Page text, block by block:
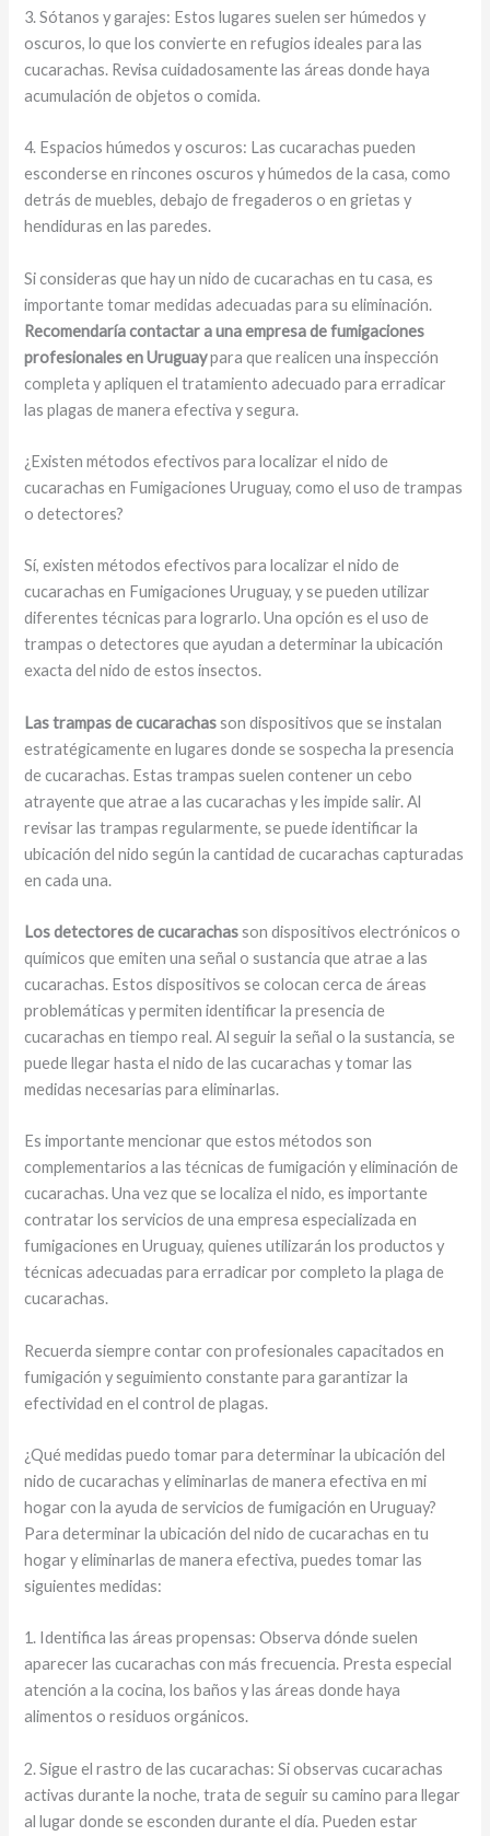
3. Sótanos y garajes: Estos lugares suelen ser húmedos y
oscuros, lo que los convierte en refugios ideales para las
cucarachas. Revisa cuidadosamente las áreas donde haya
acumulación de objetos o comida.
4. Espacios húmedos y oscuros: Las cucarachas pueden
esconderse en rincones oscuros y húmedos de la casa, como
detrás de muebles, debajo de fregaderos o en grietas y
hendiduras en las paredes.
Si consideras que hay un nido de cucarachas en tu casa, es
importante tomar medidas adecuadas para su eliminación.
Recomendaría contactar a una empresa de fumigaciones
profesionales en Uruguaypara que realicen una inspección
completa y apliquen el tratamiento adecuado para erradicar
las plagas de manera efectiva y segura.
¿Existen métodos efectivos para localizar el nido de
cucarachas en Fumigaciones Uruguay, como el uso de trampas
o detectores?
Sí, existen métodos efectivos para localizar el nido de
cucarachas en Fumigaciones Uruguay, y se pueden utilizar
diferentes técnicas para lograrlo. Una opción es el uso de
trampas o detectores que ayudan a determinar la ubicación
exacta del nido de estos insectos.
Las trampas de cucarachasson dispositivos que se instalan
estratégicamente en lugares donde se sospecha la presencia
de cucarachas. Estas trampas suelen contener un cebo
atrayente que atrae a las cucarachas y les impide salir. Al
revisar las trampas regularmente, se puede identificar la
ubicación del nido según la cantidad de cucarachas capturadas
en cada una.
Los detectores de cucarachasson dispositivos electrónicos o
químicos que emiten una señal o sustancia que atrae a las
cucarachas. Estos dispositivos se colocan cerca de áreas
problemáticas y permiten identificar la presencia de
cucarachas en tiempo real. Al seguir la señal o la sustancia, se
puede llegar hasta el nido de las cucarachas y tomar las
medidas necesarias para eliminarlas.
Es importante mencionar que estos métodos son
complementarios a las técnicas de fumigación y eliminación de
cucarachas. Una vez que se localiza el nido, es importante
contratar los servicios de una empresa especializada en
fumigaciones en Uruguay, quienes utilizarán los productos y
técnicas adecuadas para erradicar por completo la plaga de
cucarachas.
Recuerda siempre contar con profesionales capacitados en
fumigación y seguimiento constante para garantizar la
efectividad en el control de plagas.
¿Qué medidas puedo tomar para determinar la ubicación del
nido de cucarachas y eliminarlas de manera efectiva en mi
hogar con la ayuda de servicios de fumigación en Uruguay?
Para determinar la ubicación del nido de cucarachas en tu
hogar y eliminarlas de manera efectiva, puedes tomar las
siguientes medidas:
1. Identifica las áreas propensas: Observa dónde suelen
aparecer las cucarachas con más frecuencia. Presta especial
atención a la cocina, los baños y las áreas donde haya
alimentos o residuos orgánicos.
2. Sigue el rastro de las cucarachas: Si observas cucarachas
activas durante la noche, trata de seguir su camino para llegar
al lugar donde se esconden durante el día. Pueden estar